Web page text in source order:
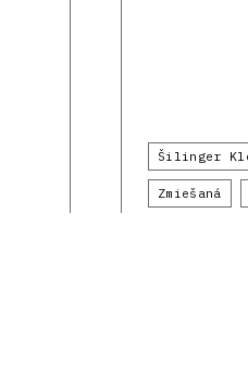
Šilinger
Zmiešaná